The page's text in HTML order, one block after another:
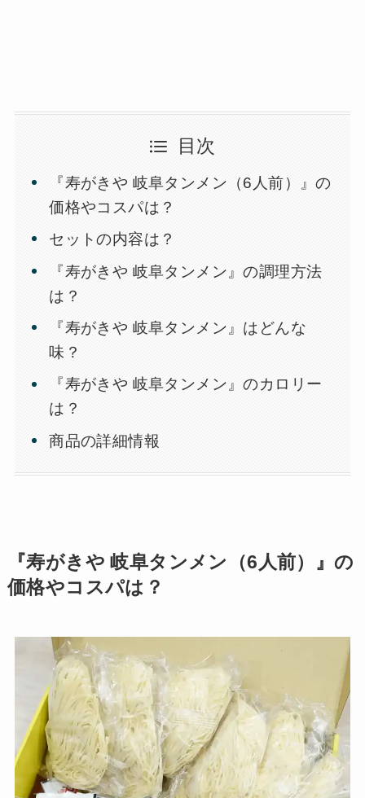
目次
『寿がきや 岐阜タンメン（6人前）』の
価格やコスパは？
セットの内容は？
『寿がきや 岐阜タンメン』の調理方法
は？
『寿がきや 岐阜タンメン』はどんな
味？
『寿がきや 岐阜タンメン』のカロリー
は？
商品の詳細情報
『寿がきや 岐阜タンメン（6人前）』の
価格やコスパは？